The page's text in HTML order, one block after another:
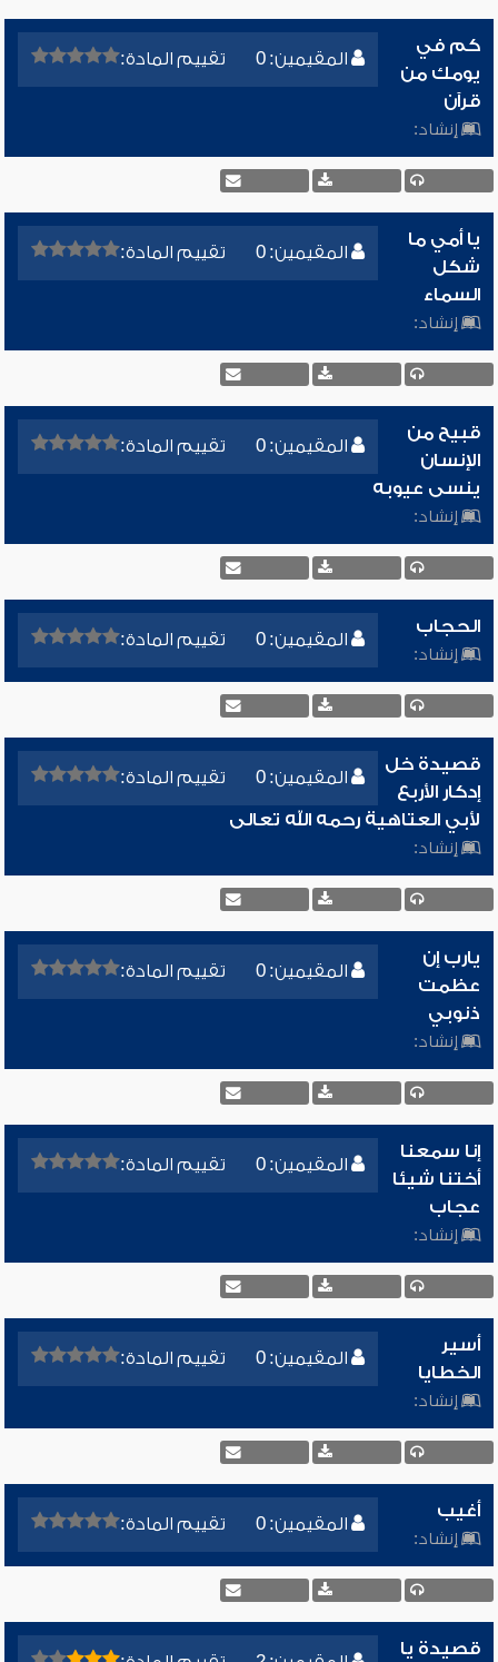
المقيمين: 0 تقييم المادة:
كم في
يومك من
قرآن
إنشاد:
المقيمين: 0 تقييم المادة:
يا أمي ما
شكل
السماء
إنشاد:
المقيمين: 0 تقييم المادة:
قبيح من
الإنسان
ينسى عيوبه
إنشاد:
المقيمين: 0 تقييم المادة:
الحجاب
إنشاد:
المقيمين: 0 تقييم المادة:
قصيدة خل
إدكار الأربع
لأبي العتاهية رحمه الله تعالى
إنشاد:
المقيمين: 0 تقييم المادة:
يارب إن
عظمت
ذنوبي
إنشاد:
المقيمين: 0 تقييم المادة:
إنا سمعنا
أختنا شيئا
عجاب
إنشاد:
المقيمين: 0 تقييم المادة:
أسير
الخطايا
إنشاد:
المقيمين: 0 تقييم المادة:
أغيب
إنشاد:
قصيدة يا